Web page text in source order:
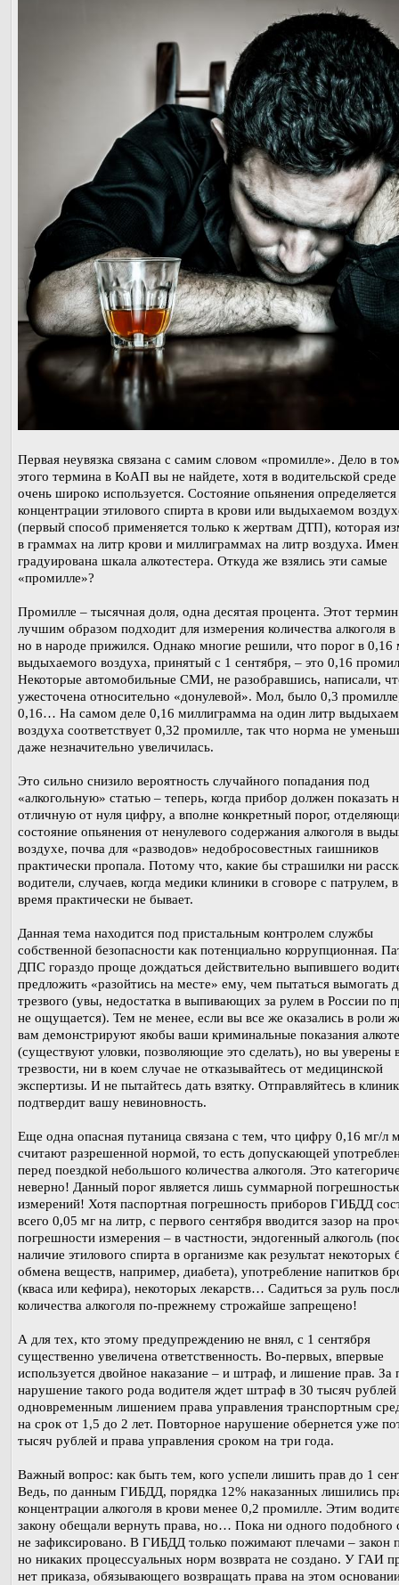
Первая неувязка связана с самим словом «промилле». Дело в
этого термина в КоАП вы не найдете, хотя в водительской
очень широко используется. Состояние опьянения
концентрации этилового спирта в крови или выдыхаемом
(первый способ применяется только к жертвам ДТП), которая
в граммах на литр крови и миллиграммах на литр воздуха.
градуирована шкала алкотестера. Откуда же взялись эти самые
«промилле»?
Промилле – тысячная доля, одна десятая процента. Этот
лучшим образом подходит для измерения количества алкоголя в
но в народе прижился. Однако многие решили, что порог в 0,16
выдыхаемого воздуха, принятый с 1 сентября, – это 0,16
Некоторые автомобильные СМИ, не разобравшись, написали,
ужесточена относительно «донулевой». Мол, было 0,3
0,16… На самом деле 0,16 миллиграмма на один литр
воздуха соответствует 0,32 промилле, так что норма не
даже незначительно увеличилась.
Это сильно снизило вероятность случайного попадания под
«алкогольную» статью – теперь, когда прибор должен показать
отличную от нуля цифру, а вполне конкретный порог,
состояние опьянения от ненулевого содержания алкоголя в
воздухе, почва для «разводов» недобросовестных гаишников
практически пропала. Потому что, какие бы страшилки ни
водители, случаев, когда медики клиники в сговоре с патрулем,
время практически не бывает.
Данная тема находится под пристальным контролем службы
собственной безопасности как потенциально коррупционная.
ДПС гораздо проще дождаться действительно выпившего
предложить «разойтись на месте» ему, чем пытаться вымогать
трезвого (увы, недостатка в выпивающих за рулем в России по
не ощущается). Тем не менее, если вы все же оказались в роли
вам демонстрируют якобы ваши криминальные показания
(существуют уловки, позволяющие это сделать), но вы уверены
трезвости, ни в коем случае не отказывайтесь от медицинской
экспертизы. И не пытайтесь дать взятку. Отправляйтесь в
подтвердит вашу невиновность.
Еще одна опасная путаница связана с тем, что цифру 0,16 мг/л
считают разрешенной нормой, то есть допускающей
перед поездкой небольшого количества алкоголя. Это
неверно! Данный порог является лишь суммарной
измерений! Хотя паспортная погрешность приборов ГИБДД
всего 0,05 мг на литр, с первого сентября вводится зазор на
погрешности измерения – в частности, эндогенный алкоголь
наличие этилового спирта в организме как результат некоторых
обмена веществ, например, диабета), употребление напитков
(кваса или кефира), некоторых лекарств… Садиться за руль
количества алкоголя по-прежнему строжайше запрещено!
А для тех, кто этому предупреждению не внял, с 1 сентября
существенно увеличена ответственность. Во-первых, впервые
используется двойное наказание – и штраф, и лишение прав. За
нарушение такого рода водителя ждет штраф в 30 тысяч рублей
одновременным лишением права управления транспортным
на срок от 1,5 до 2 лет. Повторное нарушение обернется уже
тысяч рублей и права управления сроком на три года.
Важный вопрос: как быть тем, кого успели лишить прав до 1
Ведь, по данным ГИБДД, порядка 12% наказанных лишились
концентрации алкоголя в крови менее 0,2 промилле. Этим
закону обещали вернуть права, но… Пока ни одного подобного
не зафиксировано. В ГИБДД только пожимают плечами – закон
но никаких процессуальных норм возврата не создано. У ГАИ
нет приказа, обязывающего возвращать права на этом